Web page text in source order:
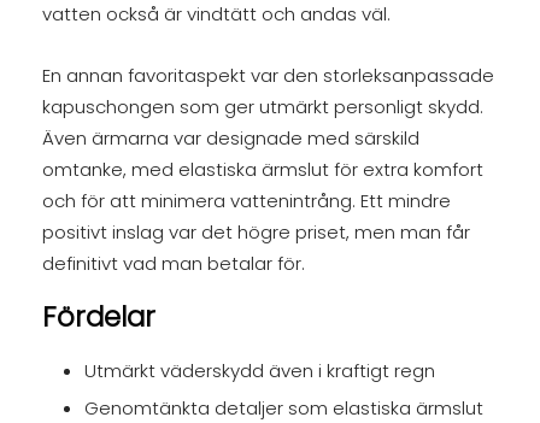
vatten också är vindtätt och andas väl.
En annan favoritaspekt var den storleksanpassade
kapuschongen som ger utmärkt personligt skydd.
Även ärmarna var designade med särskild
omtanke, med elastiska ärmslut för extra komfort
och för att minimera vattenintrång. Ett mindre
positivt inslag var det högre priset, men man får
definitivt vad man betalar för.
Fördelar
Utmärkt väderskydd även i kraftigt regn
Genomtänkta detaljer som elastiska ärmslut